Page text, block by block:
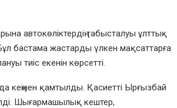
автокөліктердің табысталуы ұлттық
бастама жастарды үлкен мақсаттарға
тиіс екенін көрсетті.
кеңінен қамтылды. Қасиетті Ырғызбай
Шығармашылық кештер,